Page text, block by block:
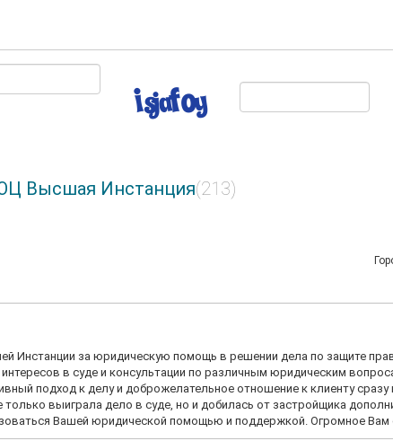
Высшая Инстанция(213)
Инстанции за юридическую помощь в решении дела по защите
в суде и консультации по различным юридическим
подход к делу и доброжелательное отношение к клиенту сразу
выиграла дело в суде, но и добилась от застройщика
Вашей юридической помощью и поддержкой. Огромное Вам